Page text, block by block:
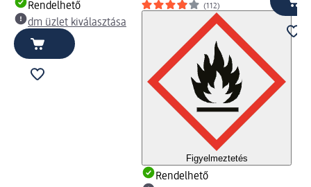
Rendelhető
dm üzlet kiválasztása
(112)
Figyelmeztetés
Rendelhető